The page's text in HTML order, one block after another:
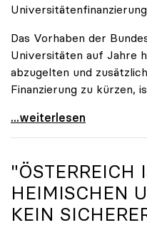
Das Vorhaben der
Universitäten auf Jahre
abzugelten und
Finanzierung zu kürzen,
#UnisRetten Warum es
...weiterlesen
"ÖSTERREICH
HEIMISCHEN
KEIN